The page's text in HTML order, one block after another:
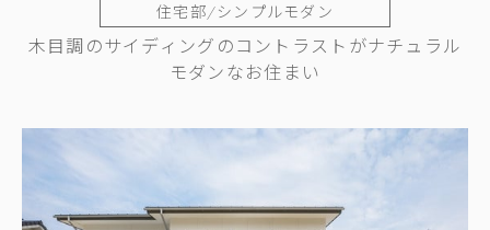
住宅部/シンプルモダン
木目調のサイディングのコントラストがナチュラル
モダンなお住まい